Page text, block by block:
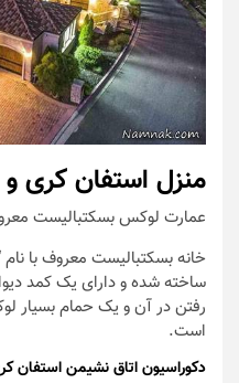
منزل استفان
عمارت لوکس بسکتبالیست
ساخته شده و دارای یک کمد
رفتن در آن و یک حمام بسیار
است.
دکوراسیون اتاق نشیمن استفان